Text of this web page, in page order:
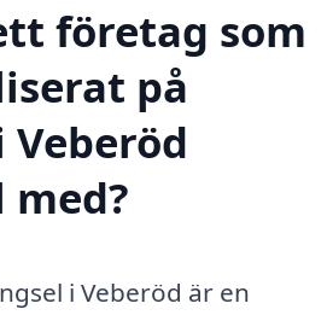
företag som
på
i Veberöd är en